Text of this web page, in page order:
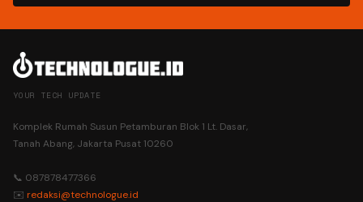
YOUR TECH UPDATE
Komplek Rumah Susun Petamburan Blok 1 Lt. Dasar,
Tanah Abang, Jakarta Pusat 10260
📞 087878477366
✉️ redaksi@technologue.id